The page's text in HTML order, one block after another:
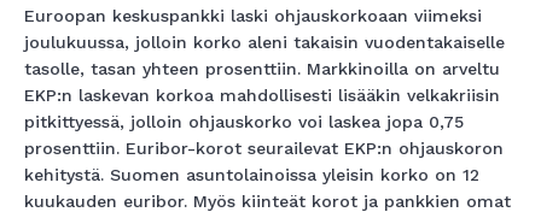
Euroopan keskuspankki laski ohjauskorkoaan viimeksi
joulukuussa, jolloin korko aleni takaisin vuodentakaiselle
tasolle, tasan yhteen prosenttiin. Markkinoilla on arveltu
EKP:n laskevan korkoa mahdollisesti lisääkin velkakriisin
pitkittyessä, jolloin ohjauskorko voi laskea jopa 0,75
prosenttiin. Euribor-korot seurailevat EKP:n ohjauskoron
kehitystä. Suomen asuntolainoissa yleisin korko on 12
kuukauden euribor. Myös kiinteät korot ja pankkien omat